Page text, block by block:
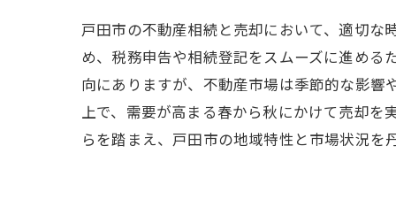
戸田市の不動産相続と売却において、適切な
め、税務申告や相続登記をスムーズに進める
向にありますが、不動産市場は季節的な影響
上で、需要が高まる春から秋にかけて売却を
らを踏まえ、戸田市の地域特性と市場状況